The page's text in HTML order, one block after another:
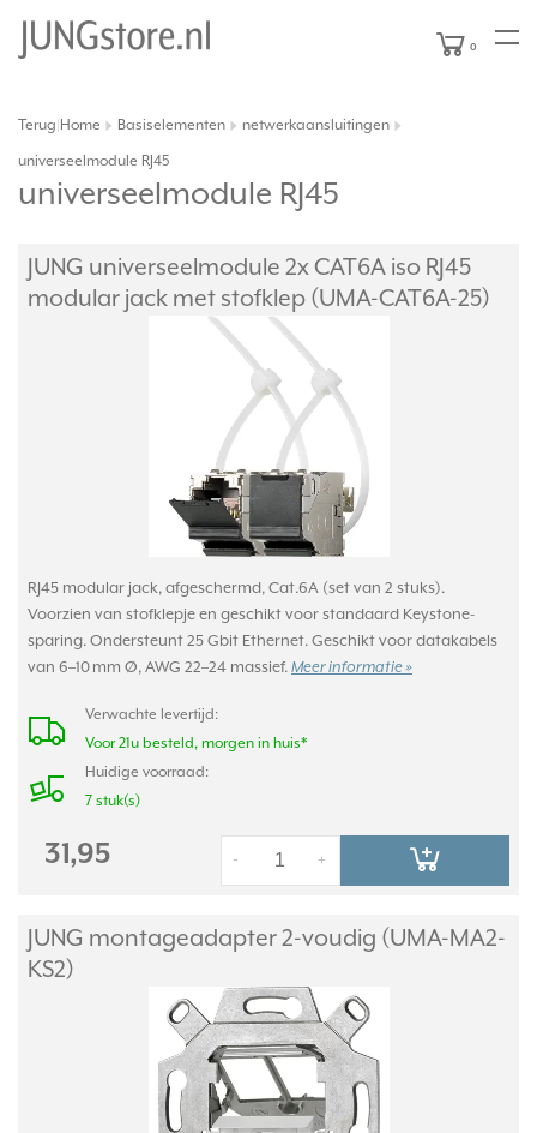
0
Terug Home Basiselementen
netwerkaansluitingen
universeelmodule RJ45
universeelmodule RJ45
JUNG universeelmodule 2x CAT6A iso RJ45
modular jack met stofklep (UMA-CAT6A-25)
RJ45 modular jack, afgeschermd, Cat.6A (set van 2 stuks).
Voorzien van stofklepje en geschikt voor standaard Keystone-
sparing. Ondersteunt 25 Gbit Ethernet. Geschikt voor datakabels
van 6–10 mm Ø, AWG 22–24 massief. Meer informatie »
Verwachte levertijd:
Voor 21u besteld, morgen in huis*
Huidige voorraad:
7 stuk(s)
31,95 +
-
JUNG montageadapter 2-voudig (UMA-MA2-
KS2)